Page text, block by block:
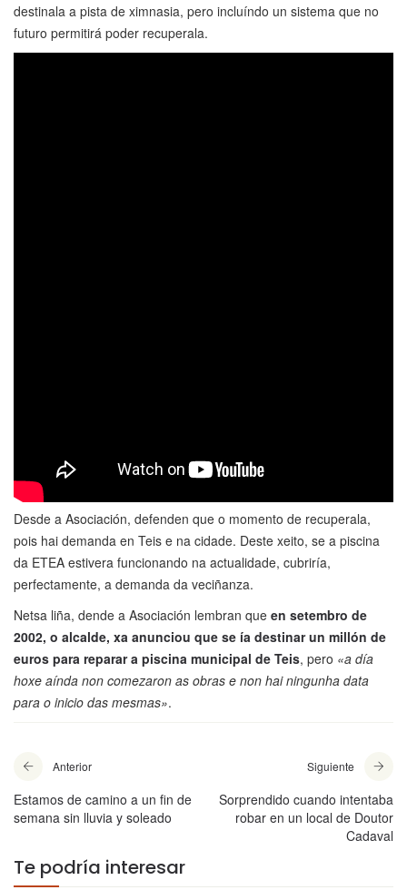
destinala a pista de ximnasia, pero incluíndo un sistema que no
futuro permitirá poder recuperala.
Desde a Asociación, defenden que o momento de recuperala,
pois hai demanda en Teis e na cidade. Deste xeito, se a piscina
da ETEA estivera funcionando na actualidade, cubriría,
perfectamente, a demanda da veciñanza.
Netsa liña, dende a Asociación lembran que en setembro de
2002, o alcalde, xa anunciou que se ía destinar un millón de
euros para reparar a piscina municipal de Teis, pero «a día
hoxe aínda non comezaron as obras e non hai ningunha data
para o inicio das mesmas».
Anterior
Estamos de camino a un fin de
semana sin lluvia y soleado
Siguiente
Sorprendido cuando intentaba
robar en un local de Doutor
Cadaval
Te podría interesar